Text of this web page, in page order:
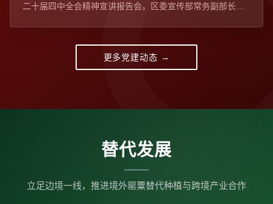
二十届四中全会精神宣讲报告会。区委宣传部常务副部长、
更多党建动态 →
替代发展
立足边境一线，推进境外罂粟替代种植与跨境产业合作